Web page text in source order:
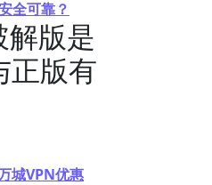
全可靠？
解版是
正版有
城VPN优惠